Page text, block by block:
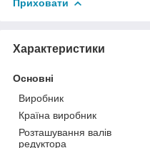
Приховати
Характеристики
Основні
Виробник
Країна виробник
Розташування валів
редуктора